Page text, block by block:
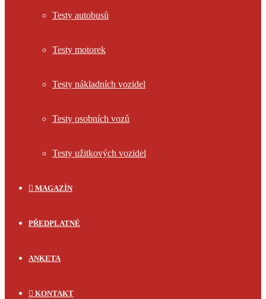
Testy autobusů
Testy motorek
Testy nákladních vozidel
Testy osobních vozů
Testy užitkových vozidel
MAGAZÍN
PŘEDPLATNÉ
ANKETA
KONTAKT